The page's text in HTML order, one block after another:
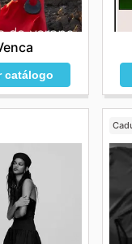
catálogo